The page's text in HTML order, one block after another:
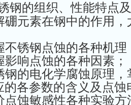
钢的组织、性能特点
硼元素在钢中的作用
不锈钢点蚀的各种机理
影响点蚀的各种因素；
钢的电化学腐蚀原理
的各参数的含义及点
点蚀敏感性各种实验